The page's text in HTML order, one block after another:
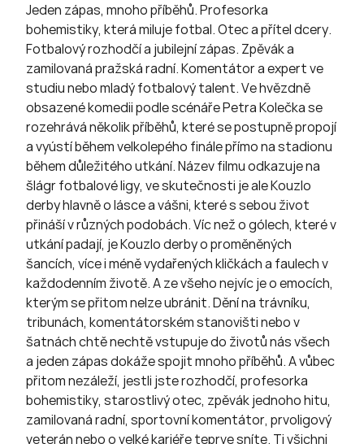
Jeden zápas, mnoho příběhů. Profesorka
bohemistiky, která miluje fotbal. Otec a přítel dcery.
Fotbalový rozhodčí a jubilejní zápas. Zpěvák a
zamilovaná pražská radní. Komentátor a expert ve
studiu nebo mladý fotbalový talent. Ve hvězdně
obsazené komedii podle scénáře Petra Kolečka se
rozehrává několik příběhů, které se postupně propojí
a vyústí během velkolepého finále přímo na stadionu
během důležitého utkání. Název filmu odkazuje na
šlágr fotbalové ligy, ve skutečnosti je ale Kouzlo
derby hlavně o lásce a vášni, které s sebou život
přináší v různých podobách. Víc než o gólech, které v
utkání padají, je Kouzlo derby o proměněných
šancích, více i méně vydařených kličkách a faulech v
každodenním životě. A ze všeho nejvíc je o emocích,
kterým se přitom nelze ubránit. Dění na trávníku,
tribunách, komentátorském stanovišti nebo v
šatnách chtě nechtě vstupuje do životů nás všech
a jeden zápas dokáže spojit mnoho příběhů. A vůbec
přitom nezáleží, jestli jste rozhodčí, profesorka
bohemistiky, starostlivý otec, zpěvák jednoho hitu,
zamilovaná radní, sportovní komentátor, prvoligový
veterán nebo o velké kariéře teprve sníte. Ti všichni